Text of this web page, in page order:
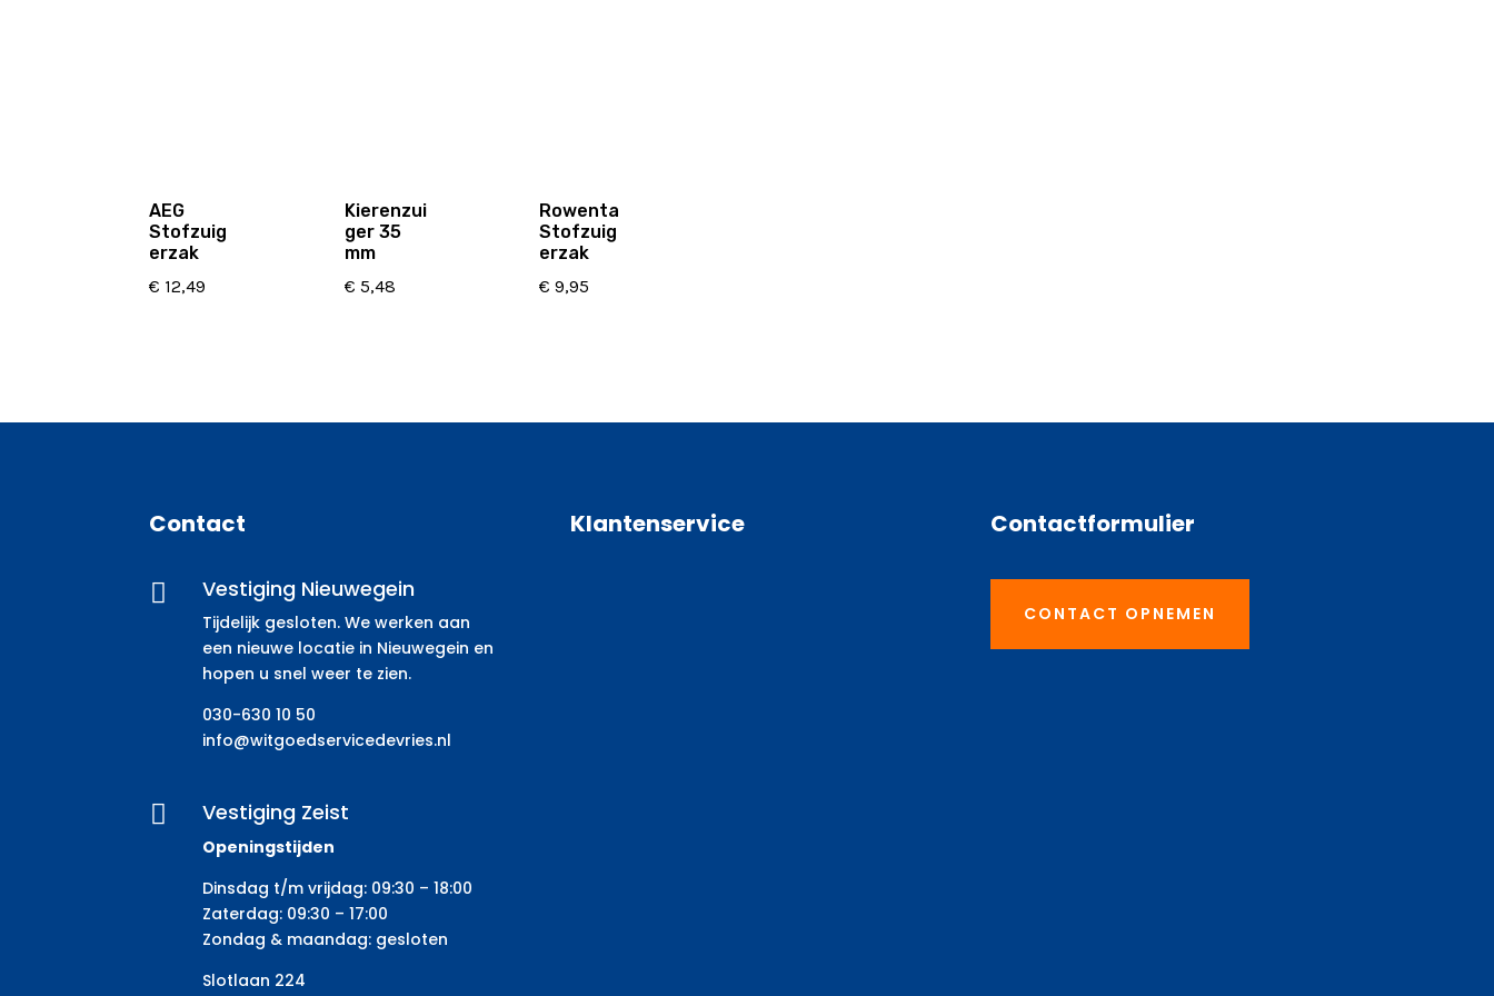
AEG
Stofzuig
erzak
€ 12,49
Kierenzui
ger 35
mm
€ 5,48
Rowenta
Stofzuig
erzak
€ 9,95
Contact
 Vestiging Nieuwegein
Tijdelijk gesloten. We werken aan
een nieuwe locatie in Nieuwegein en
hopen u snel weer te zien.
030-630 10 50
info@witgoedservicedevries.nl
 Vestiging Zeist
Openingstijden
Dinsdag t/m vrijdag: 09:30 – 18:00
Zaterdag: 09:30 – 17:00
Zondag & maandag: gesloten
Slotlaan 224
Klantenservice Contactformulier
CONTACT OPNEMEN